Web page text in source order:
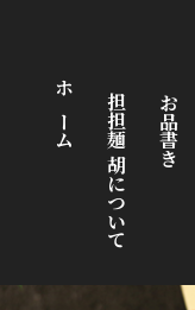
ホーム 担担麺 胡について お品書き